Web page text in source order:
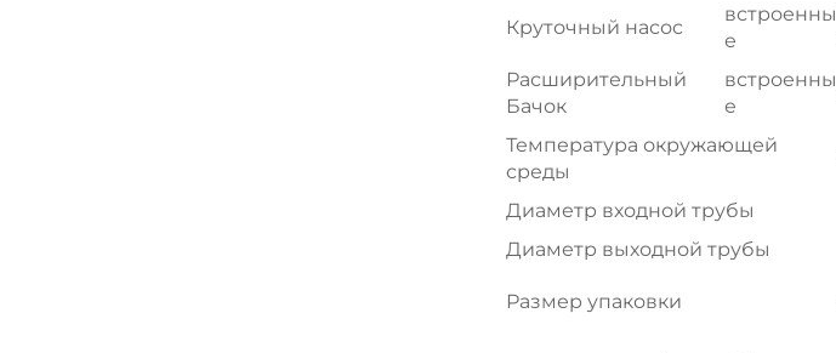
Круточный насос
встроенны
е
Расширительный
Бачок
встроенны
е
Температура окружающей
среды
Диаметр входной трубы
Диаметр выходной трубы
Размер упаковки